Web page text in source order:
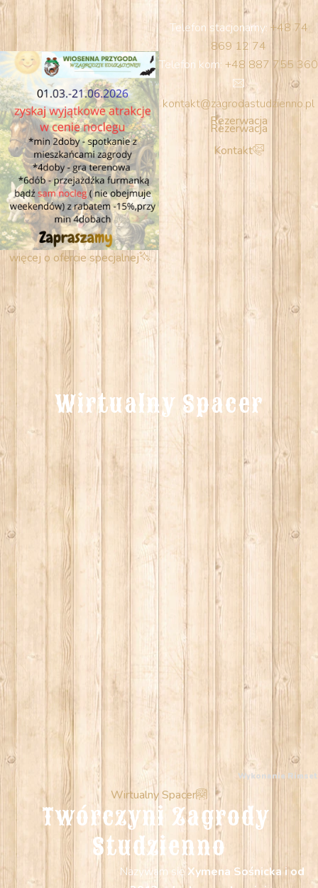
więcej o ofercie specjalnej
Telefon stacjonarny: +48 74
869 12 74
Telefon kom: +48 887 755 360
kontakt@zagrodastudzienno.pl
Rezerwacja
Rezerwacja
Kontakt
Wirtualny Spacer
Wykonanie Rimset
Wirtualny Spacer
Twórczyni Zagrody
Studzienno
Nazywam się Xymena Sośnicka i od